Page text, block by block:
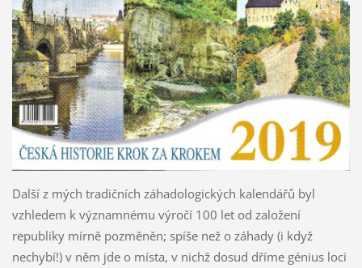
Další z mých tradičních záhadologických kalendářů byl
vzhledem k významnému výročí 100 let od založení
republiky mírně pozměněn; spíše než o záhady (i když
nechybí!) v něm jde o místa, v nichž dosud dříme génius loci